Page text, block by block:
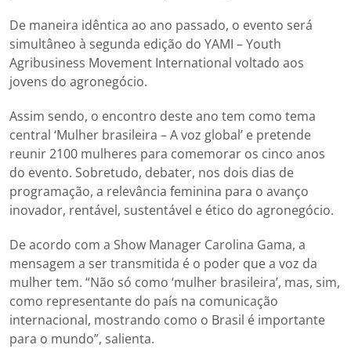
De maneira idêntica ao ano passado, o evento será
simultâneo à segunda edição do YAMI – Youth
Agribusiness Movement International voltado aos
jovens do agronegócio.
Assim sendo, o encontro deste ano tem como tema
central ‘Mulher brasileira – A voz global’ e pretende
reunir 2100 mulheres para comemorar os cinco anos
do evento. Sobretudo, debater, nos dois dias de
programação, a relevância feminina para o avanço
inovador, rentável, sustentável e ético do agronegócio.
De acordo com a Show Manager Carolina Gama, a
mensagem a ser transmitida é o poder que a voz da
mulher tem. “Não só como ‘mulher brasileira’, mas, sim,
como representante do país na comunicação
internacional, mostrando como o Brasil é importante
para o mundo”, salienta.